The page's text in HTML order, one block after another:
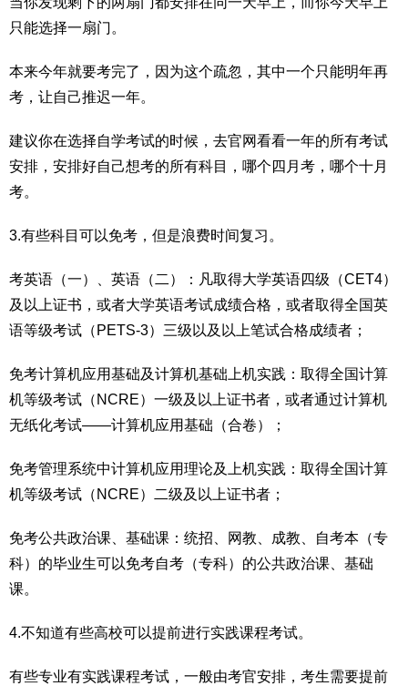
只能选择一扇门。
本来今年就要考完了，因为这个疏忽，其中一个只能明年再
考，让自己推迟一年。
建议你在选择自学考试的时候，去官网看看一年的所有考试
安排，安排好自己想考的所有科目，哪个四月考，哪个十月
考。
3.有些科目可以免考，但是浪费时间复习。
考英语（一）、英语（二）：凡取得大学英语四级（CET4）
及以上证书，或者大学英语考试成绩合格，或者取得全国英
语等级考试（PETS-3）三级以及以上笔试合格成绩者；
免考计算机应用基础及计算机基础上机实践：取得全国计算
机等级考试（NCRE）一级及以上证书者，或者通过计算机
无纸化考试——计算机应用基础（合卷）；
免考管理系统中计算机应用理论及上机实践：取得全国计算
机等级考试（NCRE）二级及以上证书者；
免考公共政治课、基础课：统招、网教、成教、自考本（专
科）的毕业生可以免考自考（专科）的公共政治课、基础
课。
4.不知道有些高校可以提前进行实践课程考试。
有些专业有实践课程考试，一般由考官安排，考生需要提前